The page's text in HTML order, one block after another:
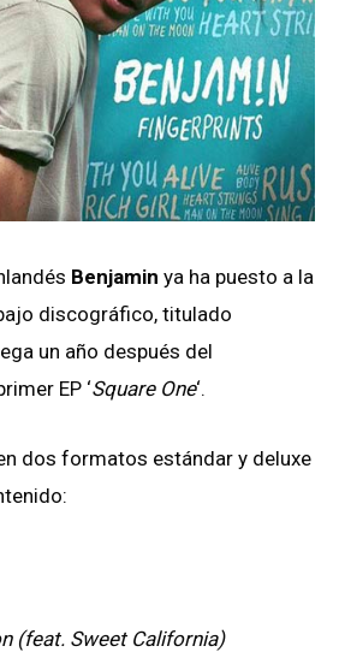
Benjamin ya ha puesto a la
discográfico, titulado
un año después del
EP ‘Square One‘.
dos formatos estándar y deluxe
(feat. Sweet California)